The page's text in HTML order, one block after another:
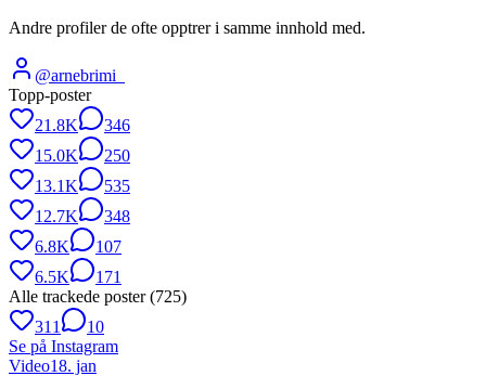
Andre profiler de ofte opptrer i samme innhold med.
@arnebrimi_
Topp-poster
21.8K
346
15.0K
250
13.1K
535
12.7K
348
6.8K
107
6.5K
171
Alle trackede poster (725)
311
10
Se på Instagram
Video18. jan